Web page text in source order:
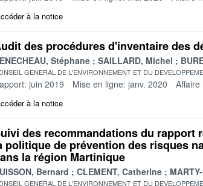
à la notice
des procédures d'inventaire des
Stéphane SAILLARD, Michel
GENERAL DE L'ENVIRONNEMENT ET DU
juin 2019 Mise en ligne: janv. 2020 Affaire
à la notice
des recommandations du rapport
politique de prévention des risques
la région Martinique
Bernard CLEMENT, Catherine
GENERAL DE L'ENVIRONNEMENT ET DU